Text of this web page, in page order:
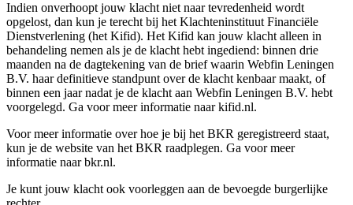
Indien onverhoopt jouw klacht niet naar tevredenheid wordt
opgelost, dan kun je terecht bij het Klachteninstituut Financiële
Dienstverlening (het Kifid). Het Kifid kan jouw klacht alleen in
behandeling nemen als je de klacht hebt ingediend: binnen drie
maanden na de dagtekening van de brief waarin Webfin Leningen
B.V. haar definitieve standpunt over de klacht kenbaar maakt, of
binnen een jaar nadat je de klacht aan Webfin Leningen B.V. hebt
voorgelegd. Ga voor meer informatie naar kifid.nl.
Voor meer informatie over hoe je bij het BKR geregistreerd staat,
kun je de website van het BKR raadplegen. Ga voor meer
informatie naar bkr.nl.
Je kunt jouw klacht ook voorleggen aan de bevoegde burgerlijke